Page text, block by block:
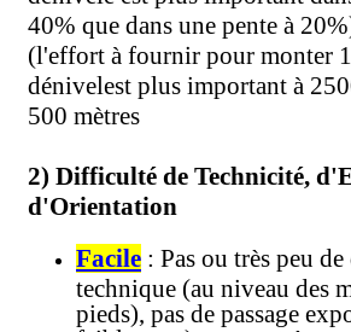
40% que dans une pente à
(l'effort à fournir pour monter
dénivelest plus important à
500 mètres
2) Difficulté de Technicité,
d'Orientation
Facile : Pas ou très peu
technique (au niveau des
pieds), pas de passage